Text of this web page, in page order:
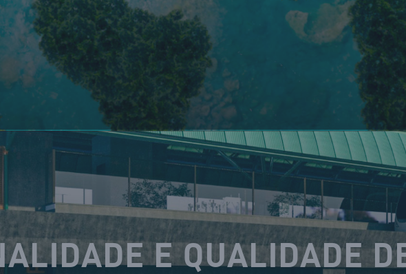
E QUALIDADE